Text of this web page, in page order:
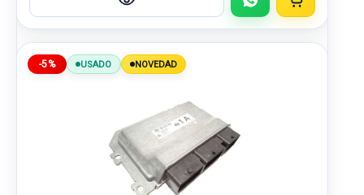
-5% USADO NOVEDAD